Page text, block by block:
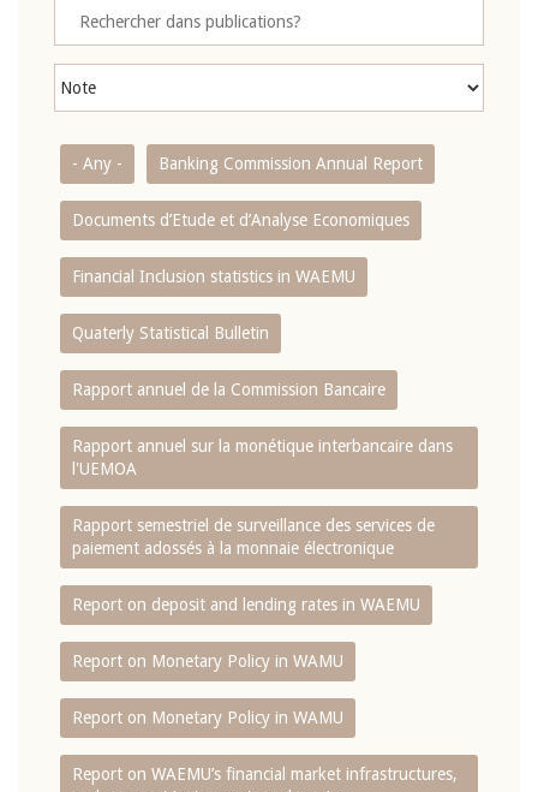
- Any - Banking Commission Annual Report
Documents d’Etude et d’Analyse Economiques
Financial Inclusion statistics in WAEMU
Quaterly Statistical Bulletin
Rapport annuel de la Commission Bancaire
Rapport annuel sur la monétique interbancaire dans
l'UEMOA
Rapport semestriel de surveillance des services de
paiement adossés à la monnaie électronique
Report on deposit and lending rates in WAEMU
Report on Monetary Policy in WAMU
Report on Monetary Policy in WAMU
Report on WAEMU’s financial market infrastructures,